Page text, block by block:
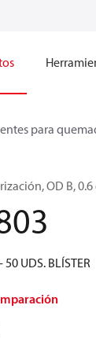
para
OD B,
50 UDS. BLÍSTER